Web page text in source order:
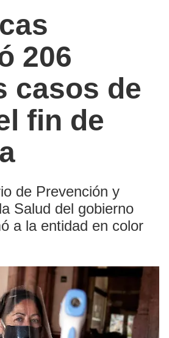
206
casos de
fin de
de Prevención y
Salud del gobierno
a la entidad en color